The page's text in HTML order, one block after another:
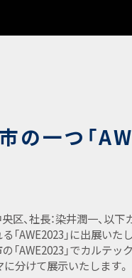
の一つ「
区、社長：染井潤一、以下
「AWE2023」に出展いた
「AWE2023」でカルテ
に分けて展示いたします。